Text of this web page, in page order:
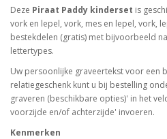
Deze Piraat Paddy kinderset is
vork en lepel, vork, mes en lepel, vork,
bestekdelen (gratis) met bijvoorbeeld
lettertypes.
Uw persoonlijke graveertekst voor een
relatiegeschenk kunt u bij bestelling
graveren (beschikbare opties)' in het
voorzijde en/of achterzijde' invoeren.
Kenmerken